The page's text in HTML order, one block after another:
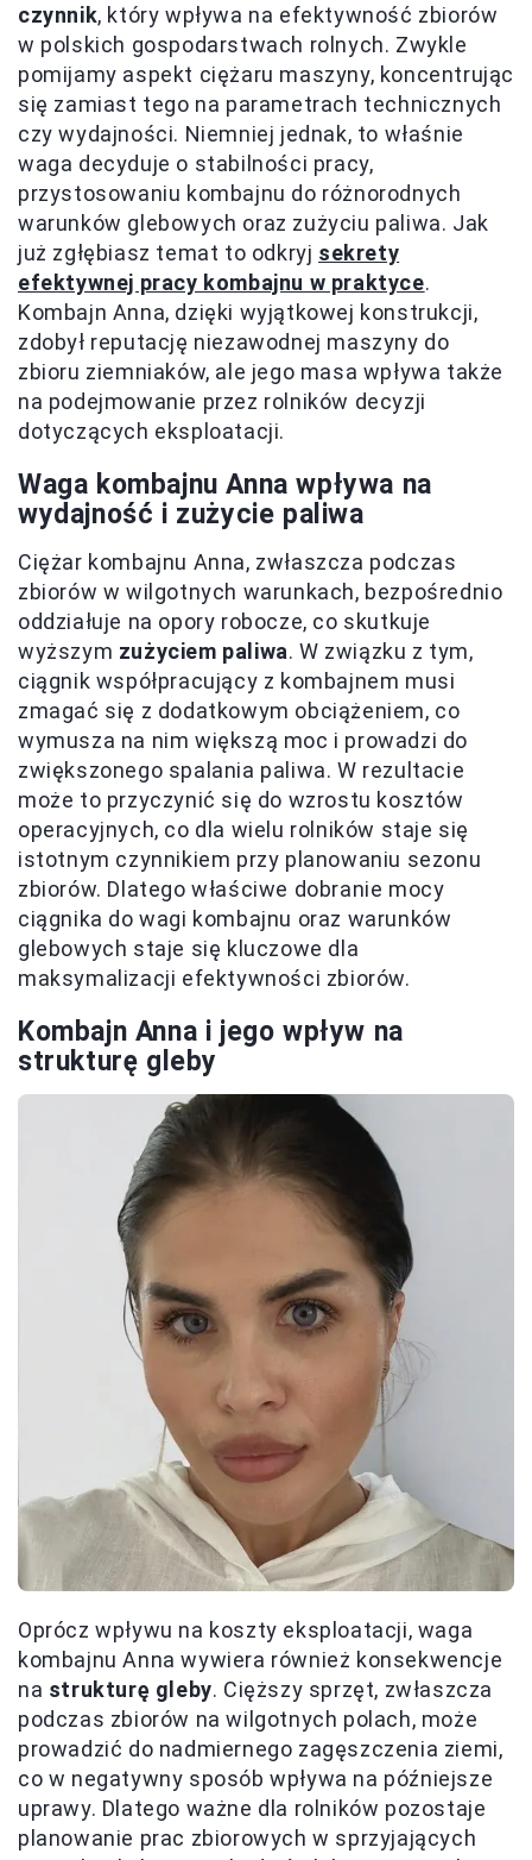
czynnik, który wpływa na efektywność zbiorów
w polskich gospodarstwach rolnych. Zwykle
pomijamy aspekt ciężaru maszyny, koncentrując
się zamiast tego na parametrach technicznych
czy wydajności. Niemniej jednak, to właśnie
waga decyduje o stabilności pracy,
przystosowaniu kombajnu do różnorodnych
warunków glebowych oraz zużyciu paliwa. Jak
już zgłębiasz temat to odkryj sekrety
efektywnej pracy kombajnu w praktyce.
Kombajn Anna, dzięki wyjątkowej konstrukcji,
zdobył reputację niezawodnej maszyny do
zbioru ziemniaków, ale jego masa wpływa także
na podejmowanie przez rolników decyzji
dotyczących eksploatacji.
Waga kombajnu Anna wpływa na
wydajność i zużycie paliwa
Ciężar kombajnu Anna, zwłaszcza podczas
zbiorów w wilgotnych warunkach, bezpośrednio
oddziałuje na opory robocze, co skutkuje
wyższym zużyciem paliwa. W związku z tym,
ciągnik współpracujący z kombajnem musi
zmagać się z dodatkowym obciążeniem, co
wymusza na nim większą moc i prowadzi do
zwiększonego spalania paliwa. W rezultacie
może to przyczynić się do wzrostu kosztów
operacyjnych, co dla wielu rolników staje się
istotnym czynnikiem przy planowaniu sezonu
zbiorów. Dlatego właściwe dobranie mocy
ciągnika do wagi kombajnu oraz warunków
glebowych staje się kluczowe dla
maksymalizacji efektywności zbiorów.
Kombajn Anna i jego wpływ na
strukturę gleby
Oprócz wpływu na koszty eksploatacji, waga
kombajnu Anna wywiera również konsekwencje
na strukturę gleby. Cięższy sprzęt, zwłaszcza
podczas zbiorów na wilgotnych polach, może
prowadzić do nadmiernego zagęszczenia ziemi,
co w negatywny sposób wpływa na późniejsze
uprawy. Dlatego ważne dla rolników pozostaje
planowanie prac zbiorowych w sprzyjających